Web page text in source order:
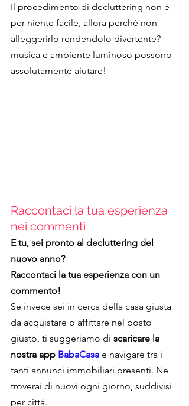
Il procedimento di decluttering non è
per niente facile, allora perchè non
alleggerirlo rendendolo divertente?
musica e ambiente luminoso possono
assolutamente aiutare!
Raccontaci la tua esperienza
nei commenti
E tu, sei pronto al decluttering del
nuovo anno?
Raccontaci la tua esperienza con un
commento!
Se invece sei in cerca della casa giusta
da acquistare o affittare nel posto
giusto, ti suggeriamo di scaricare la
nostra app BabaCasa e navigare tra i
tanti annunci immobiliari presenti. Ne
troverai di nuovi ogni giorno, suddivisi
per città.